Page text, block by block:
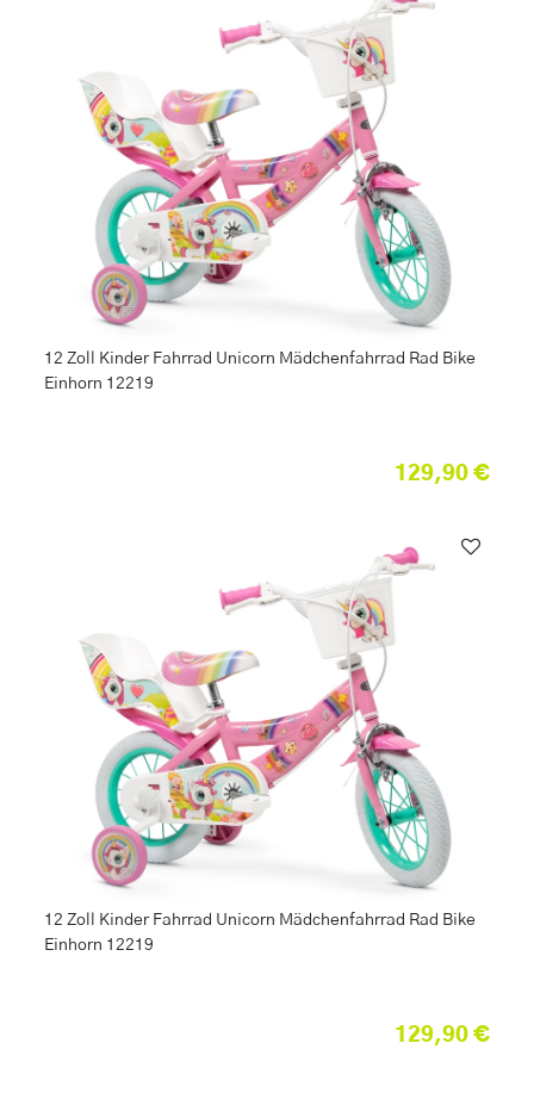
12 Zoll Kinder Fahrrad Unicorn Mädchenfahrrad Rad Bike
Einhorn 12219
129,90 €
12 Zoll Kinder Fahrrad Unicorn Mädchenfahrrad Rad Bike
Einhorn 12219
129,90 €